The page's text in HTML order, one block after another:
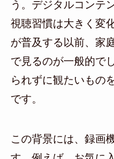
う。デジタルコンテ
視聴習慣は大きく変
が普及する以前、家
で見るのが一般的で
られずに観たいもの
です。
この背景には、録画